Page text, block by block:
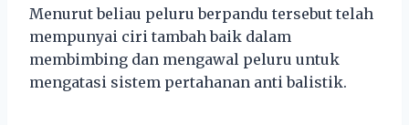
Menurut beliau peluru berpandu tersebut telah
mempunyai ciri tambah baik dalam
membimbing dan mengawal peluru untuk
mengatasi sistem pertahanan anti balistik.